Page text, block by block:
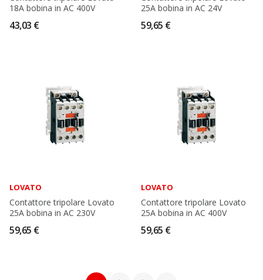
18A bobina in AC 400V
43,03 €
25A bobina in AC 24V
59,65 €
LOVATO
Contattore tripolare Lovato
25A bobina in AC 230V
59,65 €
LOVATO
Contattore tripolare Lovato
25A bobina in AC 400V
59,65 €